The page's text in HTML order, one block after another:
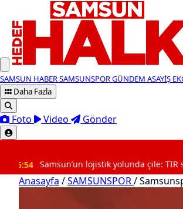
SAMSUN HABERSAMSUNSPORGÜNDEM ASAYİŞ
Daha Fazla
Foto Video Gönder
lojistik yolunda çile: TIR sürücüleri
Anasayfa /SAMSUNSPOR/